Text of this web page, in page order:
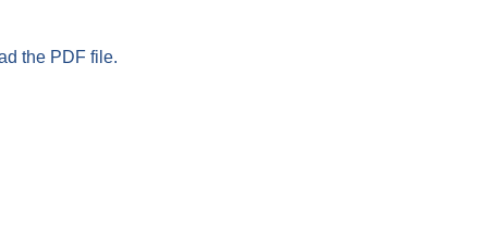
the PDF file.